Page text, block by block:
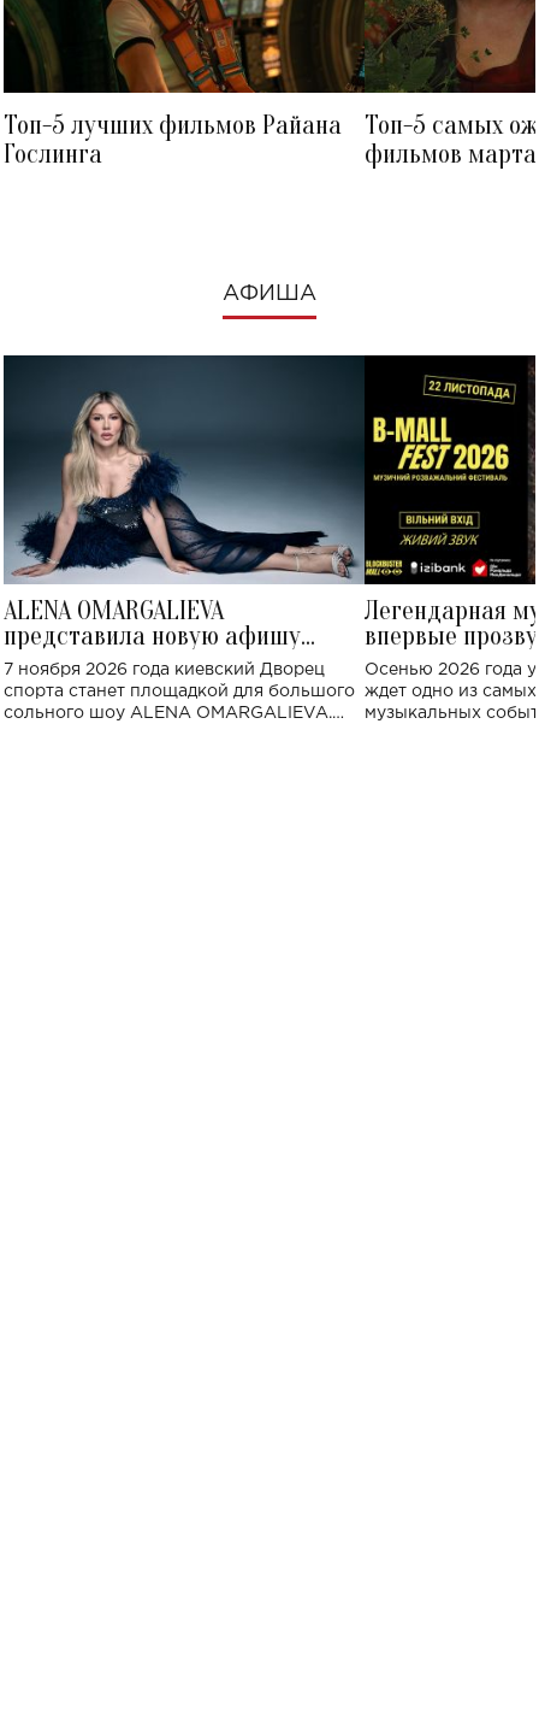
Топ-5 лучших фильмов Райана
Гослинга
Топ-5 самых
фильмов
АФИША
ALENA OMARGALIEVA
представила новую афишу
большого концерта во Дворце
спорта
7 ноября 2026 года киевский Дворец
спорта станет площадкой для большого
сольного шоу ALENA OMARGALIEVA.
Легендарная
впервые
Украине: где
Осенью 2026 года
ждет одно из
музыкальных